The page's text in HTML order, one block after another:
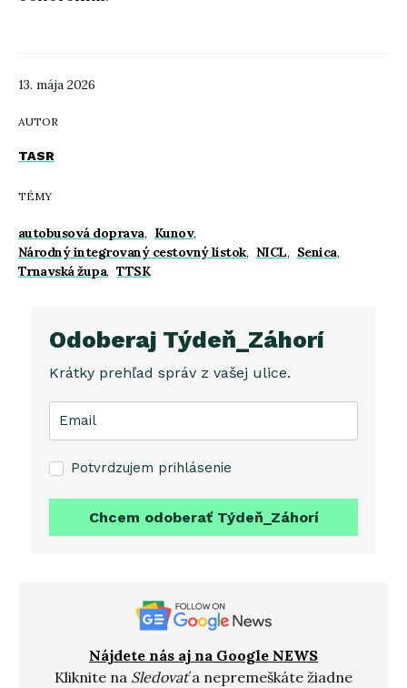
13. mája 2026
AUTOR
TASR
TÉMY
autobusová doprava, Kunov,
Národný integrovaný cestovný lístok, NICL, Senica,
Trnavská župa, TTSK
Odoberaj Týdeň_Záhorí
Krátky prehľad správ z vašej ulice.
Potvrdzujem prihlásenie
Chcem odoberať Týdeň_Záhorí
Nájdete nás aj na Google NEWS
Kliknite na Sledovaťa nepremeškáte žiadne